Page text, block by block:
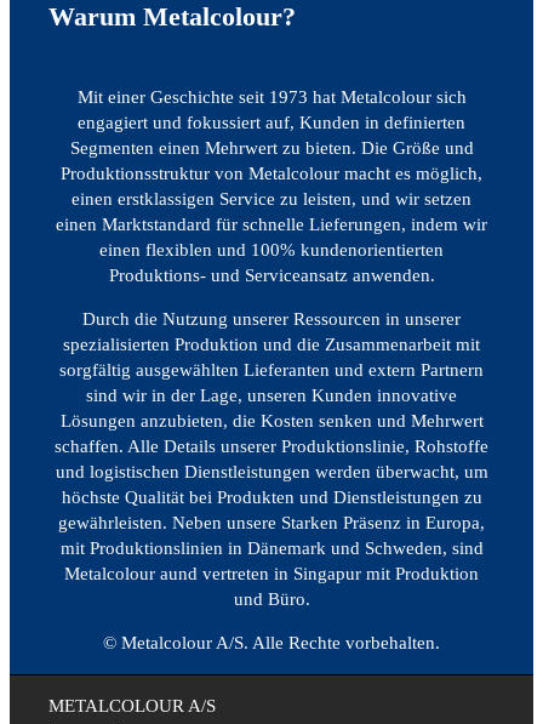
Warum Metalcolour?
Mit einer Geschichte seit 1973 hat Metalcolour sich
engagiert und fokussiert auf, Kunden in definierten
Segmenten einen Mehrwert zu bieten. Die Größe und
Produktionsstruktur von Metalcolour macht es möglich,
einen erstklassigen Service zu leisten, und wir setzen
einen Marktstandard für schnelle Lieferungen, indem wir
einen flexiblen und 100% kundenorientierten
Produktions- und Serviceansatz anwenden.
Durch die Nutzung unserer Ressourcen in unserer
spezialisierten Produktion und die Zusammenarbeit mit
sorgfältig ausgewählten Lieferanten und extern Partnern
sind wir in der Lage, unseren Kunden innovative
Lösungen anzubieten, die Kosten senken und Mehrwert
schaffen. Alle Details unserer Produktionslinie, Rohstoffe
und logistischen Dienstleistungen werden überwacht, um
höchste Qualität bei Produkten und Dienstleistungen zu
gewährleisten. Neben unsere Starken Präsenz in Europa,
mit Produktionslinien in Dänemark und Schweden, sind
Metalcolour aund vertreten in Singapur mit Produktion
und Büro.
© Metalcolour A/S. Alle Rechte vorbehalten.
METALCOLOUR A/S